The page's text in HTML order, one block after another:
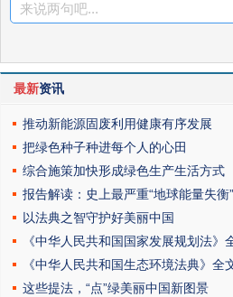
来说两句吧...
最新资讯
推动新能源固废利用健康有序发展
把绿色种子种进每个人的心田
综合施策加快形成绿色生产生活方式
报告解读：史上最严重“地球能量失衡”
以法典之智守护好美丽中国
《中华人民共和国国家发展规划法》
《中华人民共和国生态环境法典》全
这些提法，“点”绿美丽中国新图景